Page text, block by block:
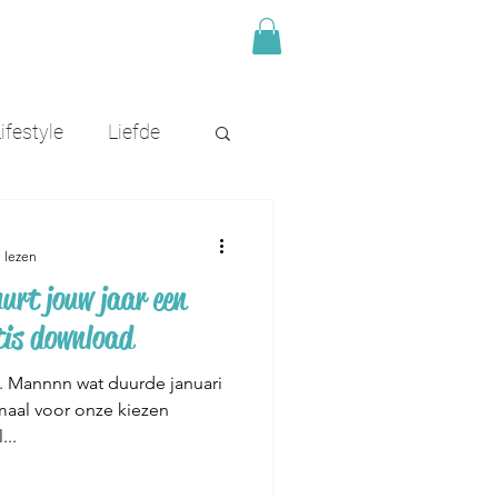
Liefde
jouw jaar een
download
wat duurde januari
voor onze kiezen
lezen